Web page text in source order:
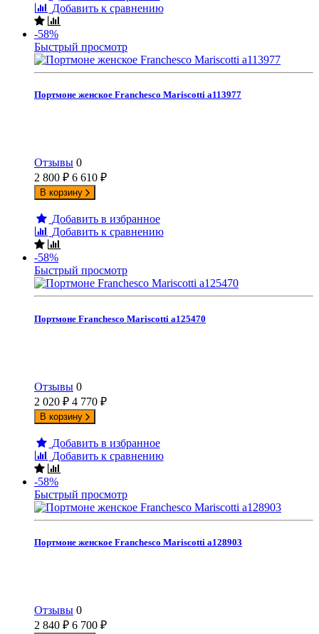
Добавить к сравнению
-58%
Быстрый просмотр
Портмоне женское Franchesco Mariscotti а113977
Отзывы 0
2 800 ₽ 6 610 ₽
В корзину
Добавить в избранное
Добавить к сравнению
-58%
Быстрый просмотр
Портмоне Franchesco Mariscotti а125470
Отзывы 0
2 020 ₽ 4 770 ₽
В корзину
Добавить в избранное
Добавить к сравнению
-58%
Быстрый просмотр
Портмоне женское Franchesco Mariscotti а128903
Отзывы 0
2 840 ₽ 6 700 ₽